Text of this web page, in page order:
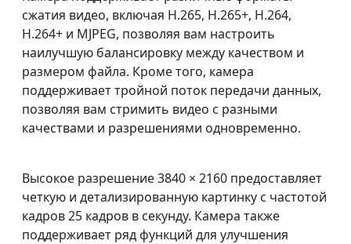
сжатия видео, включая H.265, H.265+, H.264,
H.264+ и MJPEG, позволяя вам настроить
наилучшую балансировку между качеством и
размером файла. Кроме того, камера
поддерживает тройной поток передачи данных,
позволяя вам стримить видео с разными
качествами и разрешениями одновременно.
Высокое разрешение 3840 × 2160 предоставляет
четкую и детализированную картинку с частотой
кадров 25 кадров в секунду. Камера также
поддерживает ряд функций для улучшения